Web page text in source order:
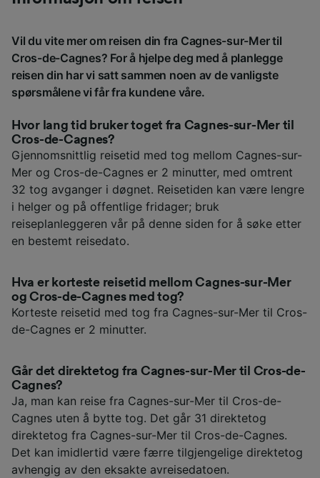
Vil du vite mer om reisen din fra Cagnes-sur-Mer til
Cros-de-Cagnes? For å hjelpe deg med å planlegge
reisen din har vi satt sammen noen av de vanligste
spørsmålene vi får fra kundene våre.
Hvor lang tid bruker toget fra Cagnes-sur-Mer til
Cros-de-Cagnes?
Gjennomsnittlig reisetid med tog mellom Cagnes-sur-
Mer og Cros-de-Cagnes er 2 minutter, med omtrent
32 tog avganger i døgnet. Reisetiden kan være lengre
i helger og på offentlige fridager; bruk
reiseplanleggeren vår på denne siden for å søke etter
en bestemt reisedato.
Hva er korteste reisetid mellom Cagnes-sur-Mer
og Cros-de-Cagnes med tog?
Korteste reisetid med tog fra Cagnes-sur-Mer til Cros-
de-Cagnes er 2 minutter.
Går det direktetog fra Cagnes-sur-Mer til Cros-de-
Cagnes?
Ja, man kan reise fra Cagnes-sur-Mer til Cros-de-
Cagnes uten å bytte tog. Det går 31 direktetog
direktetog fra Cagnes-sur-Mer til Cros-de-Cagnes.
Det kan imidlertid være færre tilgjengelige direktetog
avhengig av den eksakte avreisedatoen.